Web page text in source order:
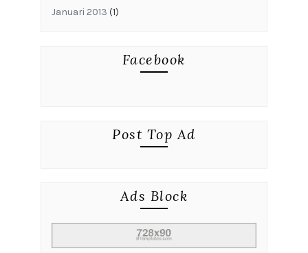
Januari 2013 (1)
Facebook
Post Top Ad
Ads Block